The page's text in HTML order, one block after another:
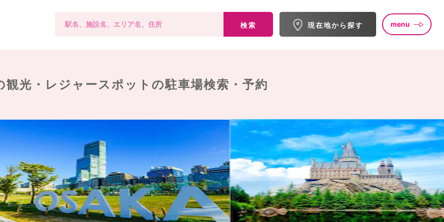
検索 現在地から探す menu
観光・レジャースポットの駐車場検索・予約